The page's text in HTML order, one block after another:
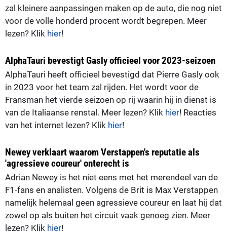
zal kleinere aanpassingen maken op de auto, die nog niet
voor de volle honderd procent wordt begrepen. Meer
lezen? Klik hier!
AlphaTauri bevestigt Gasly officieel voor 2023-seizoen
AlphaTauri heeft officieel bevestigd dat Pierre Gasly ook
in 2023 voor het team zal rijden. Het wordt voor de
Fransman het vierde seizoen op rij waarin hij in dienst is
van de Italiaanse renstal. Meer lezen? Klik hier! Reacties
van het internet lezen? Klik hier!
Newey verklaart waarom Verstappen's reputatie als
'agressieve coureur' onterecht is
Adrian Newey is het niet eens met het merendeel van de
F1-fans en analisten. Volgens de Brit is Max Verstappen
namelijk helemaal geen agressieve coureur en laat hij dat
zowel op als buiten het circuit vaak genoeg zien. Meer
lezen? Klik hier!